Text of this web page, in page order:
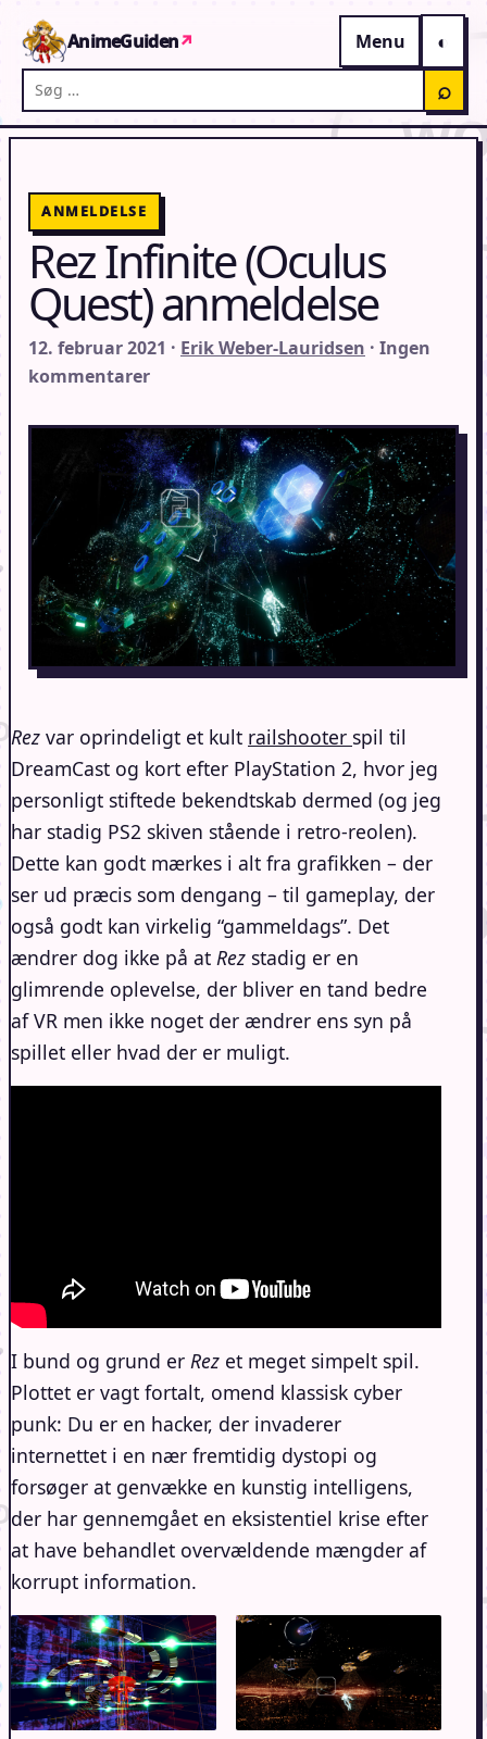
AnimeGuiden↗
Menu
Søg på AnimeGuiden
⌕
ANMELDELSE
Rez Infinite (Oculus
Quest) anmeldelse
12. februar 2021 · Erik Weber-Lauridsen · Ingen
kommentarer
Rez var oprindeligt et kult railshooter spil til
DreamCast og kort efter PlayStation 2, hvor jeg
personligt stiftede bekendtskab dermed (og jeg
har stadig PS2 skiven stående i retro-reolen).
Dette kan godt mærkes i alt fra grafikken – der
ser ud præcis som dengang – til gameplay, der
også godt kan virkelig “gammeldags”. Det
ændrer dog ikke på at Rez stadig er en
glimrende oplevelse, der bliver en tand bedre
af VR men ikke noget der ændrer ens syn på
spillet eller hvad der er muligt.
I bund og grund er Rez et meget simpelt spil.
Plottet er vagt fortalt, omend klassisk cyber
punk: Du er en hacker, der invaderer
internettet i en nær fremtidig dystopi og
forsøger at genvække en kunstig intelligens,
der har gennemgået en eksistentiel krise efter
at have behandlet overvældende mængder af
korrupt information.